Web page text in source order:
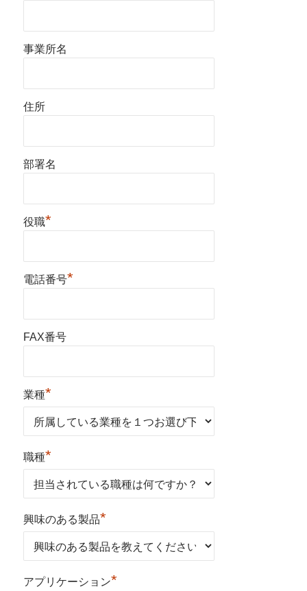
事業所名
住所
部署名
役職*
電話番号*
FAX番号
業種*
職種*
興味のある製品*
アプリケーション*